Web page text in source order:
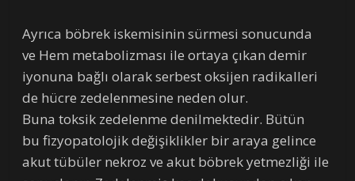
Ayrıca böbrek iskemisinin sürmesi sonucunda
ve Hem metabolizması ile ortaya çıkan demir
iyonuna bağlı olarak serbest oksijen radikalleri
de hücre zedelenmesine neden olur.
Buna toksik zedelenme denilmektedir. Bütün
bu fizyopatolojik değişiklikler bir araya gelince
akut tübüler nekroz ve akut böbrek yetmezliği ile